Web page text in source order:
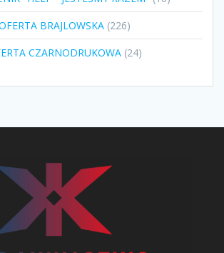
produktów
BRAJLOWSKA 226226
produktów
CZARNODRUKOWA 2424